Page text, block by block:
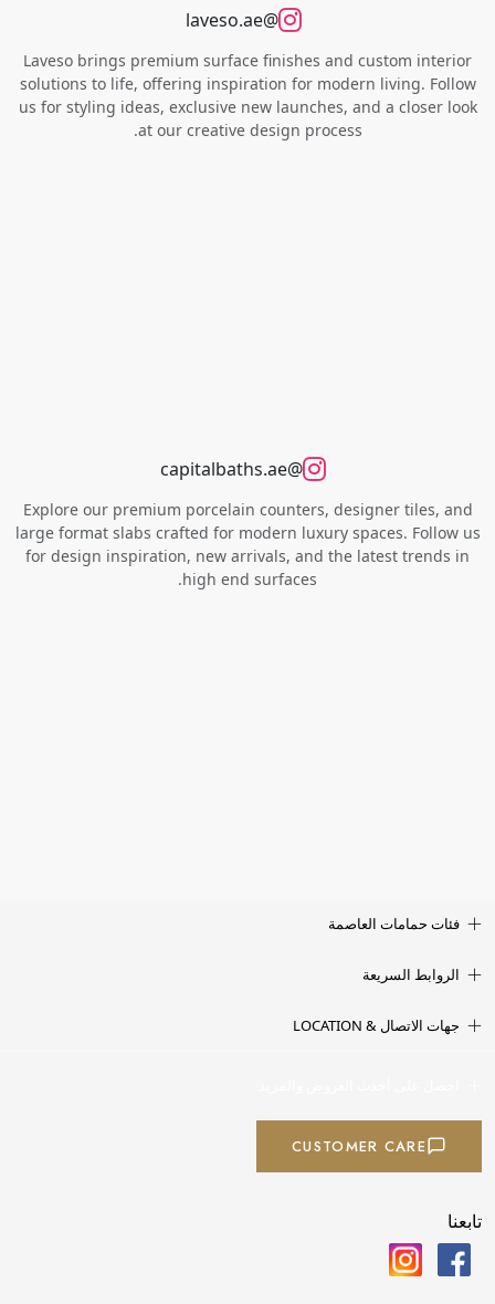
@laveso.ae
Laveso brings premium surface finishes and custom interior
solutions to life, offering inspiration for modern living. Follow
us for styling ideas, exclusive new launches, and a closer look
at our creative design process.
@capitalbaths.ae
Explore our premium porcelain counters, designer tiles, and
large format slabs crafted for modern luxury spaces. Follow us
for design inspiration, new arrivals, and the latest trends in
high end surfaces.
فئات حمامات العاصمة
الروابط السريعة
جهات الاتصال & LOCATION
CUSTOMER CARE
تابعنا